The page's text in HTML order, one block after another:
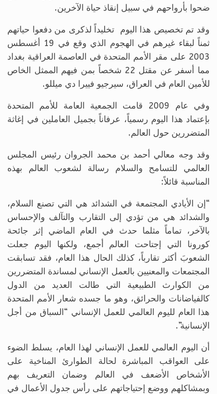
ضحوا بأرواحهم في سبيل إنقاذ حياة الآخرين.
وقد تم تخصيص هذا اليوم تخليداً لذكرى من دفعوا حياتهم
ثمناً لبقاء غيرهم في الهجوم الذي وقع في 19 أغسطس
2003 على مقر الأمم المتحدة في العاصمة العراقية بغداد
مما أسفر عن مقتل 22 شخصاً بمن فيهم الممثل الخاص
للأمين العام في العراق، سيرجيو فييرا دي ميللو.
وفي عام 2009 قامت الجمعية العامة للأمم المتحدة
بإعتماد هذا اليوم رسمياً، عرفاناً بجميل العاملين في إغاثة
المتضررين حول العالم.
وقد وجه معالي أحمد بن محمد الجروان رئيس المجلس
العالمي للتسامح والسلام رسالة لشعوب العالم بهذه
المناسبة قائلاً:
“إن الأيادي المجتمعة في الشدائد هي التي تصنع السلام،
والشدائد هي من تؤدي إلى التقارب والتآلف والإحساس
بالآخر، تماماً مثلما حدث في العام الماضي إثر جائحة
كورونا التي إجتاحت العالم أجمع، ولكنها اليوم جعلت
الشعوبَ أكثر تقارباً، كذلك الحال هذا العام، فقد تسابقت
المجتمعات والمعنيين بالعمل الإنساني لمساندة المتضررين
من الكوارث الطبيعية التي طالت العديد من الدول
كالفياضانات والحرائق، وهو ما جسده شعار الأمم المتحدة
هذا العام لليوم العالمي للعمل الإنساني “السباق من أجل
الإنسانية”.
أن اليوم العالمي للعمل الإنساني لهذا العام، يسلط الضوء
على العواقب المباشرة لحالة الطوارئ المناخية على
الأشخاص الأضعف في العالم وضمان التعريف بهم
وبمشاكلهم ووضع إحتياجاتهم على رأس جدول الأعمال في